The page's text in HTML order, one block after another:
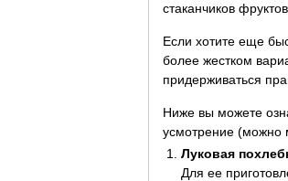
стаканчиков
Если хотите еще
более жестком
придерживаться
Ниже вы можете
усмотрение (можно
Луковая
Для ее